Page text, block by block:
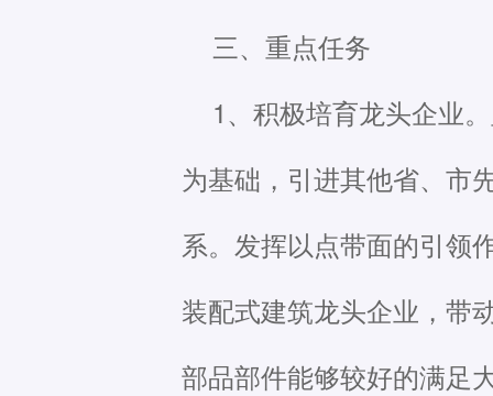
三、重点任务
1、积极培育龙头企业
为基础，引进其他省、市
系。发挥以点带面的引领
装配式建筑龙头企业，带
部品部件能够较好的满足